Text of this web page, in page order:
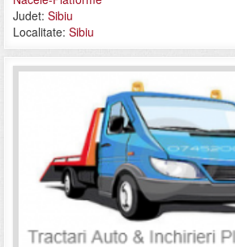
Judet: Sibiu
Localitate: Sibiu